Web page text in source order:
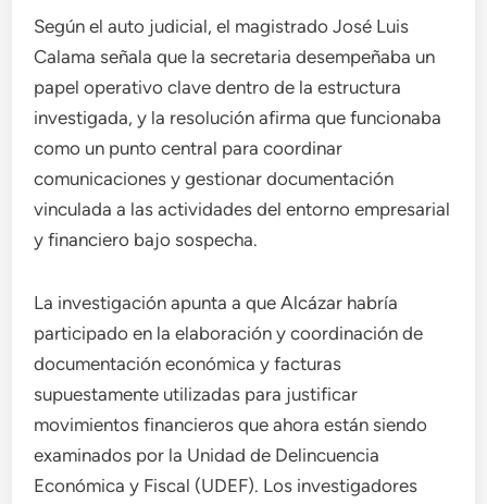
Según el auto judicial, el magistrado José Luis
Calama señala que la secretaria desempeñaba un
papel operativo clave dentro de la estructura
investigada, y la resolución afirma que funcionaba
como un punto central para coordinar
comunicaciones y gestionar documentación
vinculada a las actividades del entorno empresarial
y financiero bajo sospecha.
La investigación apunta a que Alcázar habría
participado en la elaboración y coordinación de
documentación económica y facturas
supuestamente utilizadas para justificar
movimientos financieros que ahora están siendo
examinados por la Unidad de Delincuencia
Económica y Fiscal (UDEF). Los investigadores